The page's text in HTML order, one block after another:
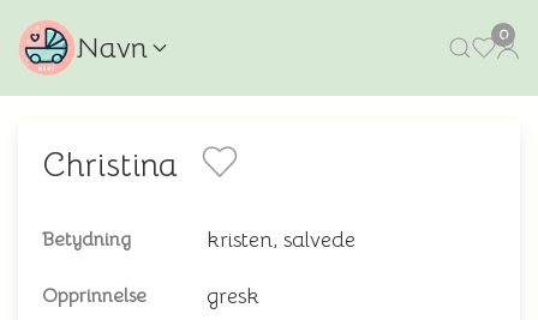
Navn 0
Christina
Betydning kristen, salvede
Opprinnelse gresk